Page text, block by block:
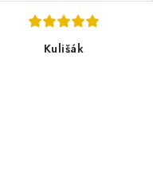
Kulišák